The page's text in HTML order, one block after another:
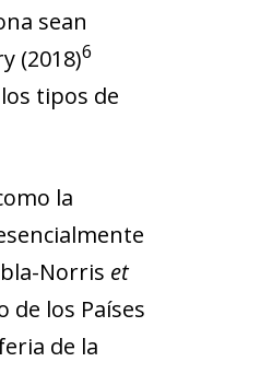
sean
(2018)6
tipos de
la
Norris et
los Países
de la